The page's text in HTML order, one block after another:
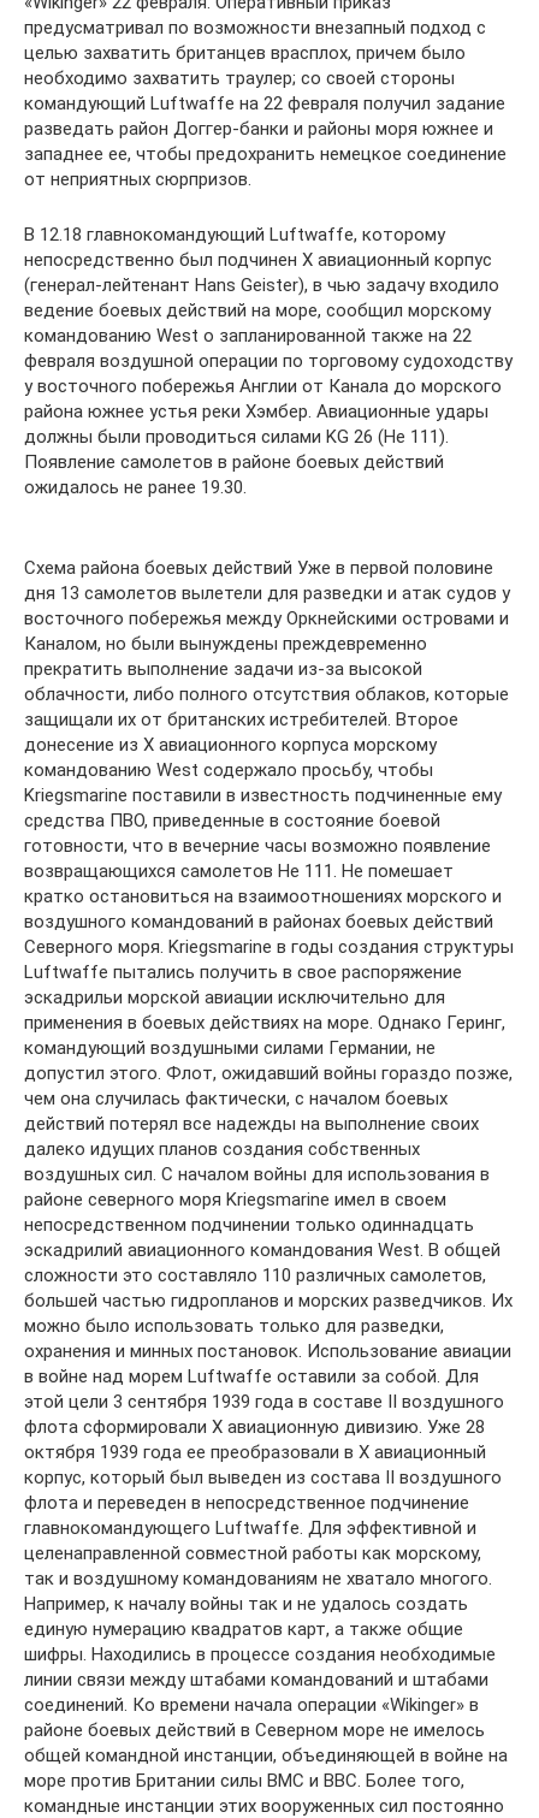
предусматривал по возможности внезапный подход с
целью захватить британцев врасплох, причем было
необходимо захватить траулер; со своей стороны
командующий Luftwaffe на 22 февраля получил задание
разведать район Доггер-банки и районы моря южнее и
западнее ее, чтобы предохранить немецкое соединение
от неприятных сюрпризов.
В 12.18 главнокомандующий Luftwaffe, которому
непосредственно был подчинен Х авиационный корпус
(генерал-лейтенант Hans Geister), в чью задачу входило
ведение боевых действий на море, сообщил морскому
командованию West о запланированной также на 22
февраля воздушной операции по торговому судоходству
у восточного побережья Англии от Канала до морского
района южнее устья реки Хэмбер. Авиационные удары
должны были проводиться силами KG 26 (He 111).
Появление самолетов в районе боевых действий
ожидалось не ранее 19.30.
Схема района боевых действий Уже в первой половине
дня 13 самолетов вылетели для разведки и атак судов у
восточного побережья между Оркнейскими островами и
Каналом, но были вынуждены преждевременно
прекратить выполнение задачи из-за высокой
облачности, либо полного отсутствия облаков, которые
защищали их от британских истребителей. Второе
донесение из Х авиационного корпуса морскому
командованию West содержало просьбу, чтобы
Kriegsmarine поставили в известность подчиненные ему
средства ПВО, приведенные в состояние боевой
готовности, что в вечерние часы возможно появление
возвращающихся самолетов He 111. Не помешает
кратко остановиться на взаимоотношениях морского и
воздушного командований в районах боевых действий
Северного моря. Kriegsmarine в годы создания структуры
Luftwaffe пытались получить в свое распоряжение
эскадрильи морской авиации исключительно для
применения в боевых действиях на море. Однако Геринг,
командующий воздушными силами Германии, не
допустил этого. Флот, ожидавший войны гораздо позже,
чем она случилась фактически, с началом боевых
действий потерял все надежды на выполнение своих
далеко идущих планов создания собственных
воздушных сил. С началом войны для использования в
районе северного моря Kriegsmarine имел в своем
непосредственном подчинении только одиннадцать
эскадрилий авиационного командования West. В общей
сложности это составляло 110 различных самолетов,
большей частью гидропланов и морских разведчиков. Их
можно было использовать только для разведки,
охранения и минных постановок. Использование авиации
в войне над морем Luftwaffe оставили за собой. Для
этой цели 3 сентября 1939 года в составе II воздушного
флота сформировали X авиационную дивизию. Уже 28
октября 1939 года ее преобразовали в Х авиационный
корпус, который был выведен из состава II воздушного
флота и переведен в непосредственное подчинение
главнокомандующего Luftwaffe. Для эффективной и
целенаправленной совместной работы как морскому,
так и воздушному командованиям не хватало многого.
Например, к началу войны так и не удалось создать
единую нумерацию квадратов карт, а также общие
шифры. Находились в процессе создания необходимые
линии связи между штабами командований и штабами
соединений. Ко времени начала операции «Wikinger» в
районе боевых действий в Северном море не имелось
общей командной инстанции, объединяющей в войне на
море против Британии силы ВМС и ВВС. Более того,
командные инстанции этих вооруженных сил постоянно